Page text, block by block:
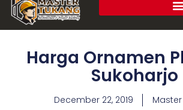
Harga Ornamen
Sukoharjo
December 22, 2019